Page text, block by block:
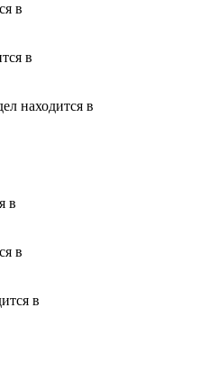
в
в
находится в
в
в
в